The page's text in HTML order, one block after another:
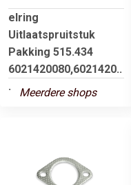
elring
Uitlaatspruitstuk
Pakking 515.434
6021420080,6021420..
.
Meerdere shops